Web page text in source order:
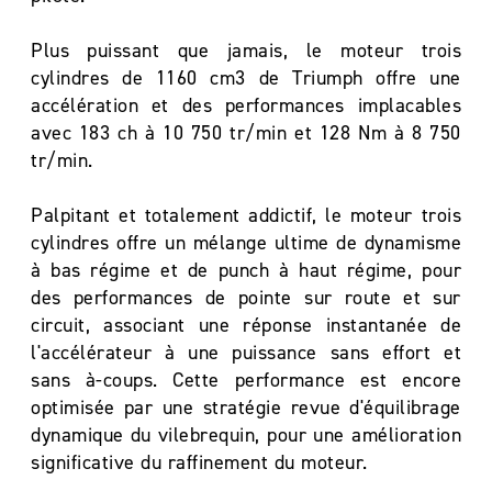
Plus puissant que jamais, le moteur trois
cylindres de 1160 cm3 de Triumph offre une
accélération et des performances implacables
avec 183 ch à 10 750 tr/min et 128 Nm à 8 750
tr/min.
Palpitant et totalement addictif, le moteur trois
cylindres offre un mélange ultime de dynamisme
à bas régime et de punch à haut régime, pour
des performances de pointe sur route et sur
circuit, associant une réponse instantanée de
l'accélérateur à une puissance sans effort et
sans à-coups. Cette performance est encore
optimisée par une stratégie revue d'équilibrage
dynamique du vilebrequin, pour une amélioration
significative du raffinement du moteur.